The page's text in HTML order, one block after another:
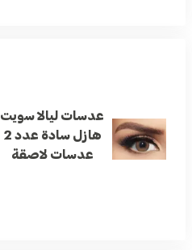
عدسات ليالا سويت
هازل سادة عدد 2
عدسات لاصقة